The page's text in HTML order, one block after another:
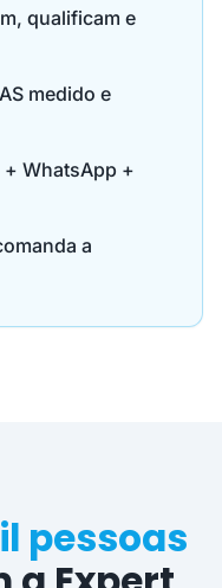
qualificam e
medido e
WhatsApp +
a
pessoas